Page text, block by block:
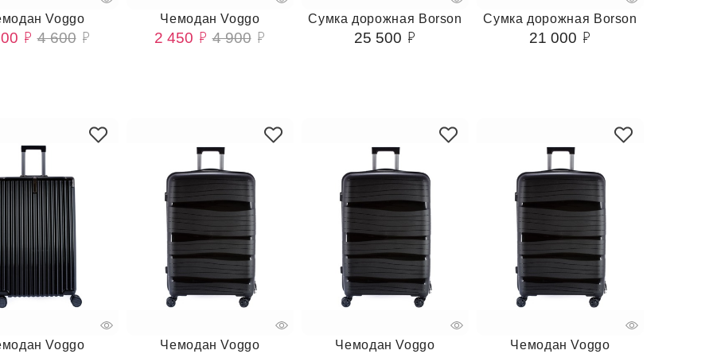
Voggo
4 600
Чемодан Voggo
2 450 4 900
Сумка дорожная Borson
25 500
Сумка дорожная Borson
21 000
Voggo Чемодан Voggo Чемодан Voggo Чемодан Voggo